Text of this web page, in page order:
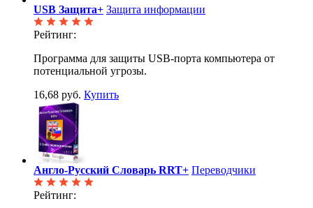
USB Защита+ Защита информации
Рейтинг:
Программа для защиты USB-порта компьютера от
потенциальной угрозы.
16,68 руб. Купить
Англо-Русский Словарь RRT+ Переводчики
Рейтинг: